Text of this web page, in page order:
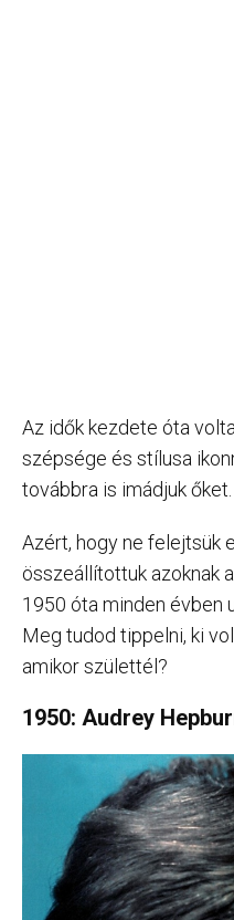
Az idők kezdete óta
szépsége és stílusa
továbbra is imádjuk őket.
Azért, hogy ne felejtsük
összeállítottuk azoknak
1950 óta minden évben
Meg tudod tippelni, ki
amikor születtél?
1950: Audrey